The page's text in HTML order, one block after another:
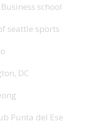
school
seattle sports
DC
Punta del Ese